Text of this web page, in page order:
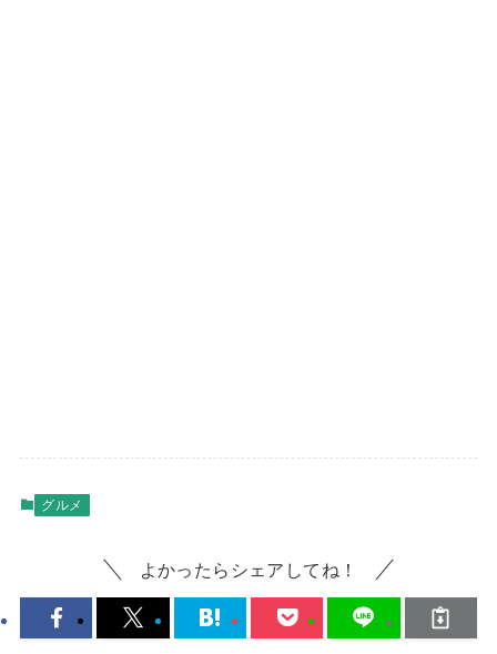
グルメ
よかったらシェアしてね！